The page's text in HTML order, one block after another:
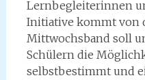
Lernbegleiterinnen
Initiative kommt von
Mittwochsband soll
Schülern die
selbstbestimmt und